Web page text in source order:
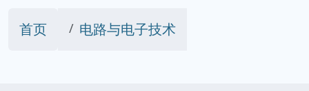
首页 电路与电子技术